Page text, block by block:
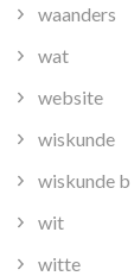
waanders
wat
website
wiskunde
wiskunde b
wit
witte